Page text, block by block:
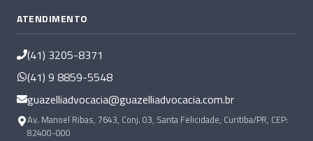
ATENDIMENTO
(41) 3205-8371
(41) 9 8859-5548
guazelliadvocacia@guazelliadvocacia.com.br
Av. Manoel Ribas, 7643, Conj. 03, Santa Felicidade, Curitiba/PR, CEP:
82400-000